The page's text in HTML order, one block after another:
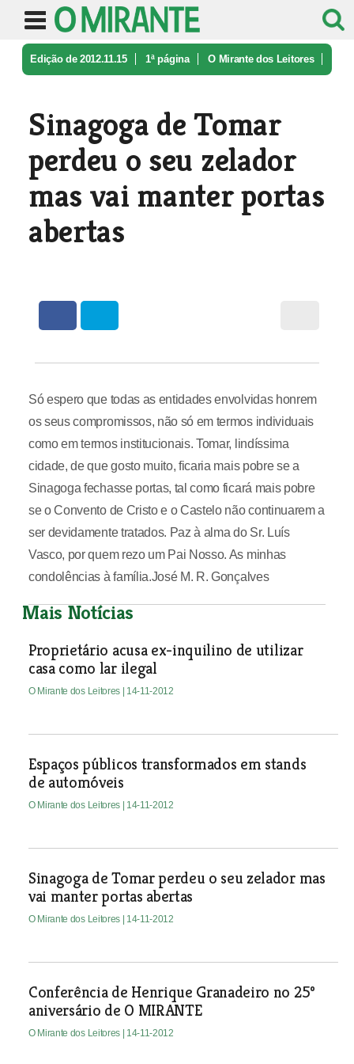
Edição de 2012.11.15 1ª página O Mirante dos Leitores
Sinagoga de Tomar
perdeu o seu zelador
mas vai manter portas
abertas
Só espero que todas as entidades envolvidas honrem
os seus compromissos, não só em termos individuais
como em termos institucionais. Tomar, lindíssima
cidade, de que gosto muito, ficaria mais pobre se a
Sinagoga fechasse portas, tal como ficará mais pobre
se o Convento de Cristo e o Castelo não continuarem a
ser devidamente tratados. Paz à alma do Sr. Luís
Vasco, por quem rezo um Pai Nosso. As minhas
condolências à família.José M. R. Gonçalves
Mais Notícias
Proprietário acusa ex-inquilino de utilizar
casa como lar ilegal
O Mirante dos Leitores | 14-11-2012
Espaços públicos transformados em stands
de automóveis
O Mirante dos Leitores | 14-11-2012
Sinagoga de Tomar perdeu o seu zelador mas
vai manter portas abertas
O Mirante dos Leitores | 14-11-2012
Conferência de Henrique Granadeiro no 25º
aniversário de O MIRANTE
O Mirante dos Leitores | 14-11-2012